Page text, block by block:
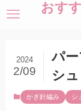
おす
パ
シュ
2024
2/09
かぎ針編み シ